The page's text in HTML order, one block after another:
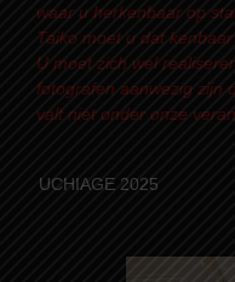
waar u herkenbaar op
Taiko moet u dat
U moet zich wel
fotografen aanwezig zijn
valt niet onder onze
UCHIAGE 2025